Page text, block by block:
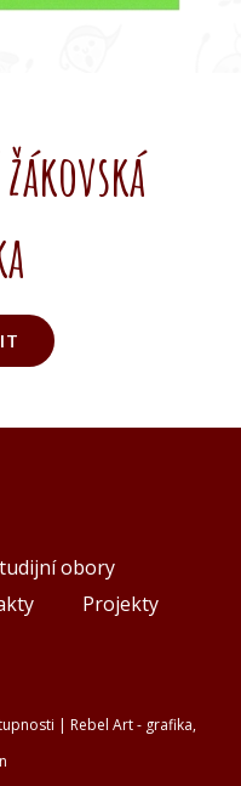
obory
Projekty
| Rebel Art - grafika,